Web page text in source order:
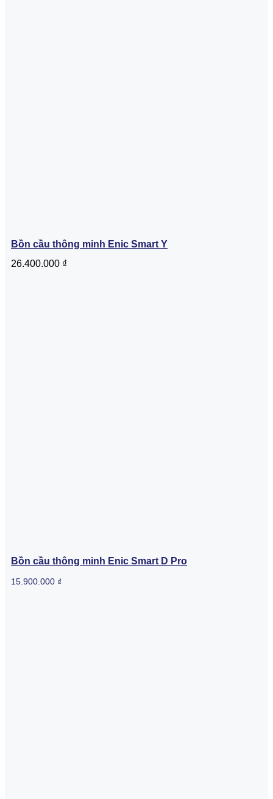
Bồn cầu thông minh Enic Smart Y
26.400.000 ₫
Bồn cầu thông minh Enic Smart D Pro
15.900.000 ₫